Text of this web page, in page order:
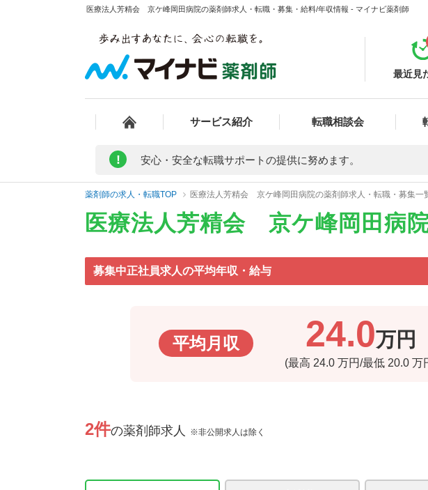
医療法人芳精会 京ケ峰岡田病院の薬剤師求人・転職・募集・給料/年収情報 - マイナビ薬剤師
最近見
サービス紹介 転職相談会
! 安心・安全な転職サポートの提供に努めます。
薬剤師の求人・転職TOP 医療法人芳精会 京ケ峰岡田病院の薬剤師求人・転職・募集一
医療法人芳精会 京ケ峰岡田病
募集中正社員求人の平均年収・給与
平均月収 24.0万円
(最高 24.0 万円/最低 20.0 万
2件の薬剤師求人 ※非公開求人は除く